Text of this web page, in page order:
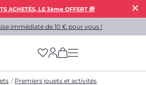
ACHETÉS, LE 3ème OFFERT 🎁
immédiate de 10 € pour vous !
(has more options
Premiers jouets et activités